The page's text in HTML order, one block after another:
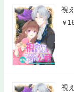
視
視